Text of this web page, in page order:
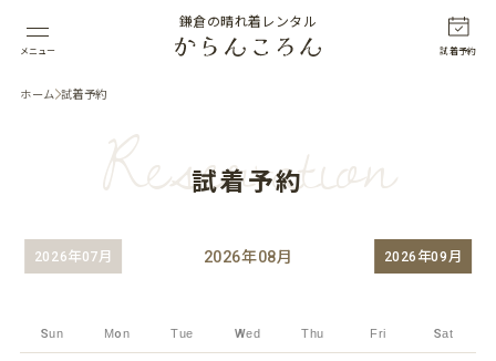
メニュー
鎌倉の晴れ着レンタル
試着予約
ホーム 試着予約
Reservation
試着予約
2026年08月
2026年07月 2026年09月
Sun Mon Tue Wed Thu Fri Sat